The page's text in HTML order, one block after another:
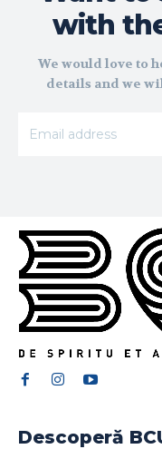
with
We would love to
details and we
Descoperă